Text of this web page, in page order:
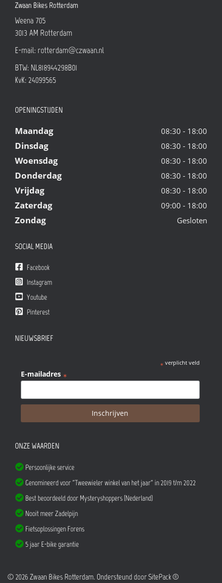
Zwaan Bikes Rotterdam
Weena 705
3013 AM Rotterdam
E-mail: rotterdam@czwaan.nl
BTW: NL818944298B01
KvK: 24099565
OPENINGSTIJDEN
Maandag 08:30 - 18:00
Dinsdag 08:30 - 18:00
Woensdag 08:30 - 18:00
Donderdag 08:30 - 18:00
Vrijdag 08:30 - 18:00
Zaterdag 09:00 - 18:00
Zondag Gesloten
SOCIAL MEDIA
Facebook
Instagram
Youtube
Pinterest
NIEUWSBRIEF
* verplicht veld
E-mailadres *
ONZE WAARDEN
Persoonlijke service
Genomineerd voor "Tweewieler winkel van het jaar" in 2019 t/m 2022
Best beoordeeld door Mysteryshoppers (Nederland)
Nooit meer Zadelpijn
Fietsoplossingen Forens
5 jaar E-bike garantie
© 2026 Zwaan Bikes Rotterdam. Ondersteund doorSitePack ®